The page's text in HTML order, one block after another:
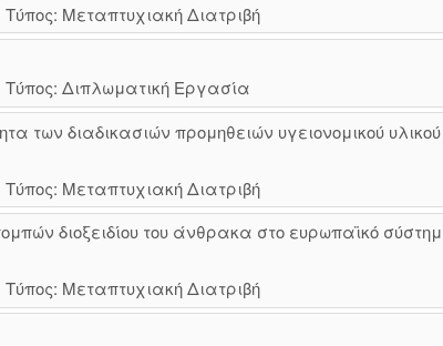
Τύπος: Μεταπτυχιακή Διατριβή
Τύπος: Διπλωματική Εργασία
διαδικασιών προμηθειών υγειονομικού
Τύπος: Μεταπτυχιακή Διατριβή
διοξειδίου του άνθρακα στο ευρωπαϊκό
Τύπος: Μεταπτυχιακή Διατριβή